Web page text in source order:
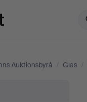
Auktionsbyrå / Glas /